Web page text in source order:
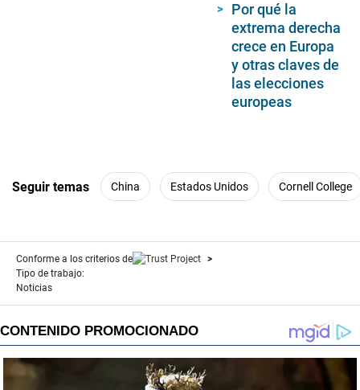
Por qué la
extrema derecha
crece en Europa
y otras claves de
las elecciones
europeas
Seguir temas China Estados Unidos Cornell College
Conforme a los criterios de
Tipo de trabajo:
Noticias